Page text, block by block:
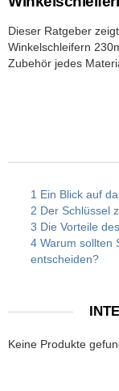
Dieser Ratgeber
Winkelschleifern
Zubehör jedes
1 Ein Blick auf
2 Der Schlüssel
3 Die Vorteile
4 Warum sollten
entscheiden?
Keine Produkte